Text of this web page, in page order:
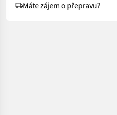
Máte zájem o přepravu?